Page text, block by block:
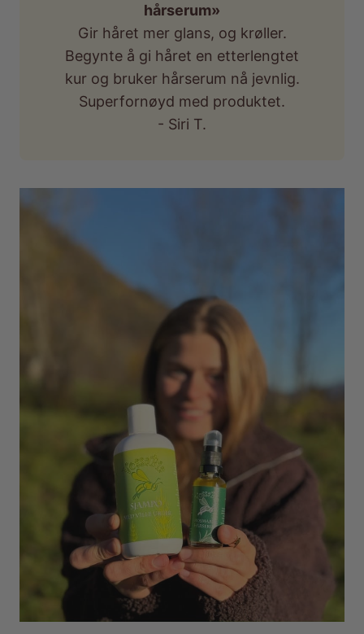
hårserum»
Gir håret mer glans, og krøller.
Begynte å gi håret en etterlengtet
kur og bruker hårserum nå jevnlig.
Superfornøyd med produktet.
- Siri T.